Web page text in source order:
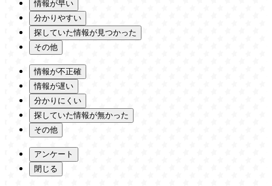
情報が早い
分かりやすい
探していた情報が見つかった
その他
情報が不正確
情報が遅い
分かりにくい
探していた情報が無かった
その他
アンケート
閉じる